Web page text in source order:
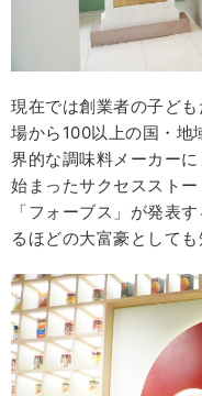
現在では創業者の子ど
場から100以上の国・
界的な調味料メーカー
始まったサクセススト
「フォーブス」が発表
るほどの大富豪としても